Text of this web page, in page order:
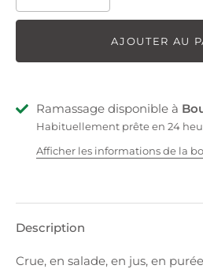
AJOUTER AU
Ramassage disponible à
Habituellement prête en 24
Afficher les informations de la
Description
Crue, en salade, en jus, en